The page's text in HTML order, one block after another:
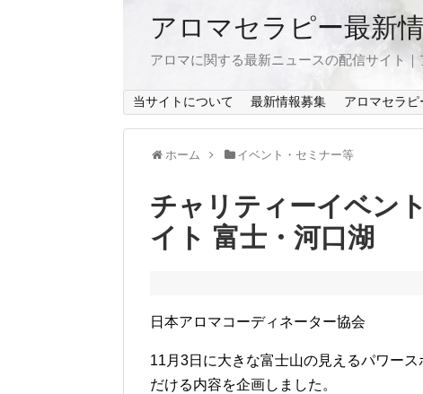
アロマセラピー最新
アロマに関する最新ニュースの配信サイト
当サイトについて 最新情報募集 アロマセラ
ホーム イベント・セミナー等
チャリティーイベン
イト 富士・河口湖
日本アロマコーディネーター協会
11月3日に大きな富士山の見えるパワー
だける内容を企画しました。